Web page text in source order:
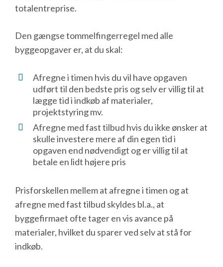
totalentreprise.
Den gængse tommelfingerregel med alle
byggeopgaver er, at du skal:
Afregne i timen hvis du vil have opgaven
udført til den bedste pris og selv er villig til at
lægge tid i indkøb af materialer,
projektstyring mv.
Afregne med fast tilbud hvis du ikke ønsker at
skulle investere mere af din egen tid i
opgaven end nødvendigt og er villig til at
betale en lidt højere pris
Prisforskellen mellem at afregne i timen og at
afregne med fast tilbud skyldes bl.a., at
byggefirmaet ofte tager en vis avance på
materialer, hvilket du sparer ved selv at stå for
indkøb.